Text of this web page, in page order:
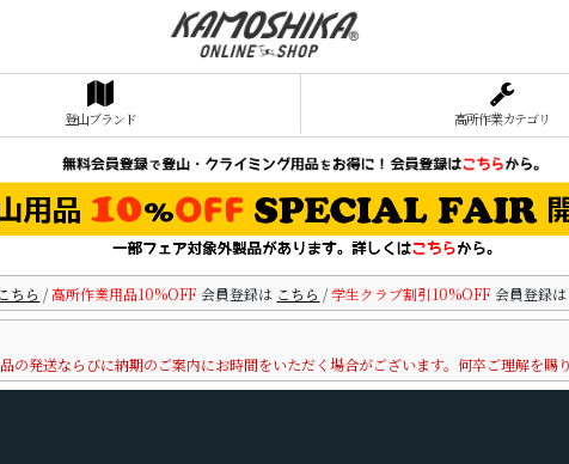
登山ブランド 高所作業カテゴリ
こちら /高所作業用品10%OFF 会員登録は こちら /学生クラブ割引10%OFF 会員登録は
発送ならびに納期のご案内にお時間をいただく場合がございます。何卒ご理解を賜